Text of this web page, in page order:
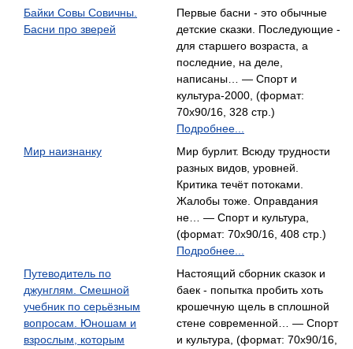
Байки Совы Совичны.
Басни про зверей
Первые басни - это обычные
детские сказки. Последующие -
для старшего возраста, а
последние, на деле,
написаны… — Спорт и
культура-2000, (формат:
70x90/16, 328 стр.)
Подробнее...
Мир наизнанку
Мир бурлит. Всюду трудности
разных видов, уровней.
Критика течёт потоками.
Жалобы тоже. Оправдания
не… — Спорт и культура,
(формат: 70x90/16, 408 стр.)
Подробнее...
Путеводитель по
джунглям. Смешной
учебник по серьёзным
вопросам. Юношам и
взрослым, которым
Настоящий сборник сказок и
баек - попытка пробить хоть
крошечную щель в сплошной
стене современной… — Спорт
и культура, (формат: 70x90/16,